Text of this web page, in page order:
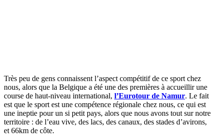
Très peu de gens connaissent l’aspect compétitif de ce sport chez
nous, alors que la Belgique a été une des premières à accueillir une
course de haut-niveau international, l’Eurotour de Namur. Le fait
est que le sport est une compétence régionale chez nous, ce qui est
une ineptie pour un si petit pays, alors que nous avons tout sur notre
territoire : de l’eau vive, des lacs, des canaux, des stades d’avirons,
et 66km de côte.